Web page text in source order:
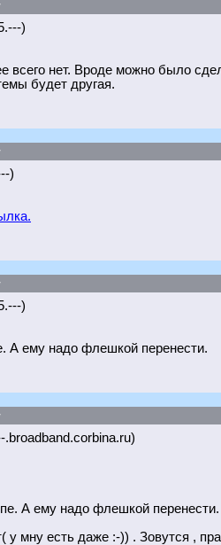
)
всего нет. Вроде можно было
будет другая.
)
)
А ему надо флешкой перенести.
.broadband.corbina.ru)
А ему надо флешкой перенести.
у мну есть даже :-)) . Зовутся ,